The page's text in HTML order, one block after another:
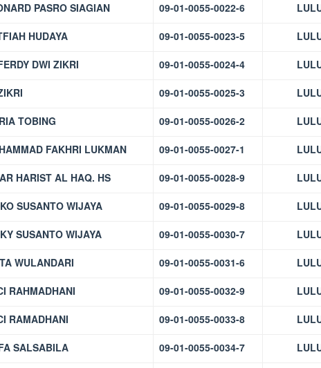
PASRO SIAGIAN 09-01-0055-0022-6
HUDAYA 09-01-0055-0023-5
DWI ZIKRI 09-01-0055-0024-4
09-01-0055-0025-3
TOBING 09-01-0055-0026-2
FAKHRI LUKMAN 09-01-0055-0027-1
HARIST AL HAQ. HS 09-01-0055-0028-9
SUSANTO WIJAYA 09-01-0055-0029-8
SUSANTO WIJAYA 09-01-0055-0030-7
WULANDARI 09-01-0055-0031-6
RAHMADHANI 09-01-0055-0032-9
RAMADHANI 09-01-0055-0033-8
SALSABILA 09-01-0055-0034-7